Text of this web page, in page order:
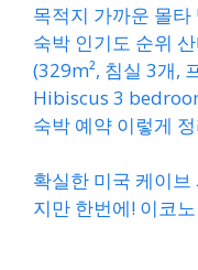
목적지 가까운 몰
숙박 인기도 순위
(329m², 침실 3개,
Hibiscus 3
숙박 예약 이렇게
확실한 미국 케이브
지만 한번에! 이코